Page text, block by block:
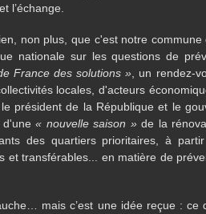
l’échange.
non plus, que c'est notre
nationale sur les questions de
France des solutions » , un rendez-
locales, d'acteurs
président de la République et le
d'une « nouvelle saison » de la
des quartiers prioritaires, à
et transférables... en matière de
mais c’est une idée reçue : ce